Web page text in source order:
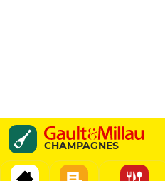
CHAMPAGNES
Oenophile
Pierre Gimonnet & Fils